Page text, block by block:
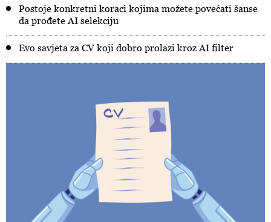
Postoje konkretni koraci kojima možete povećati šanse
da prođete AI selekciju
Evo savjeta za CV koji dobro prolazi kroz AI filter